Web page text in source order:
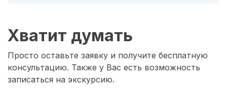
Хватит думать
Просто оставьте заявку и получите бесплатную
консультацию. Также у Вас есть возможность
записаться на экскурсию.